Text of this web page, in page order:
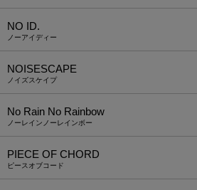
NO ID.
ノーアイディー
NOISESCAPE
ノイズスケイプ
No Rain No Rainbow
ノーレインノーレインボー
PIECE OF CHORD
ピースオブコード